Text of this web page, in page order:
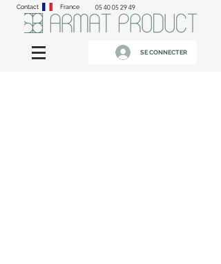
Contact France 05 40 05 29 49
SE CONNECTER